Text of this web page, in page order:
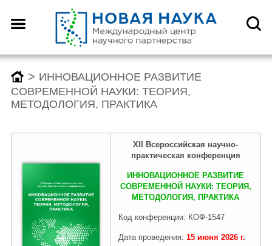
Назад
О центре
Как оформить научную
статью для публикации
Отзывы
Назад
Конференции
Заявка (регистрация) на
Архив конференций 2026
Назад
Монографии
Заявка на публикацию
Архив монографий 2026
Назад
Конкурсы
Заявка (регистрация) на
Архив конкурсов 2026
> ИННОВАЦИОННОЕ РАЗВИТИЕ
СОВРЕМЕННОЙ НАУКИ: ТЕОРИЯ,
МЕТОДОЛОГИЯ, ПРАКТИКА
XII Всероссийская научно-
практическая конференция
ИННОВАЦИОННОЕ РАЗВИТИЕ
СОВРЕМЕННОЙ НАУКИ: ТЕОРИЯ,
МЕТОДОЛОГИЯ, ПРАКТИКА
Код конференции: КОФ-1547
Дата проведения: 15 июня 2026г.